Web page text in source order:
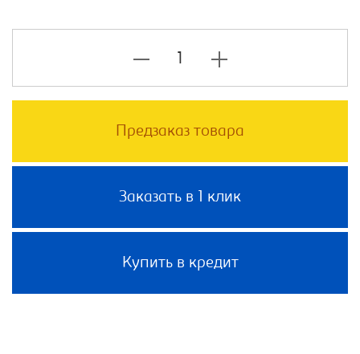
Предзаказ товара
Заказать в 1 клик
Купить в кредит